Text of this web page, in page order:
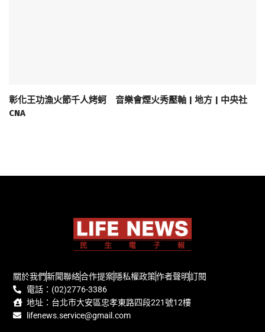
彰化王功漁火節千人烤蚵 音樂會煙火秀壓軸 | 地方 | 中央社
CNA
關於我們新聞聯絡合作提案隱私權政策作者聲明訂閱
電話：(02)2776-3386
地址：台北市大安區忠孝東路四段221號12樓
lifenews.service@gmail.com